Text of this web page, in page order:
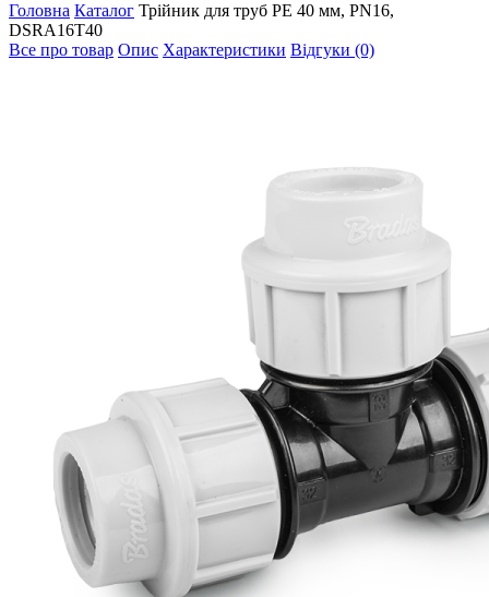
Головна Каталог Трійник для труб PE 40 мм, PN16,
DSRA16T40
Все про товар Опис Характеристики Відгуки (0)